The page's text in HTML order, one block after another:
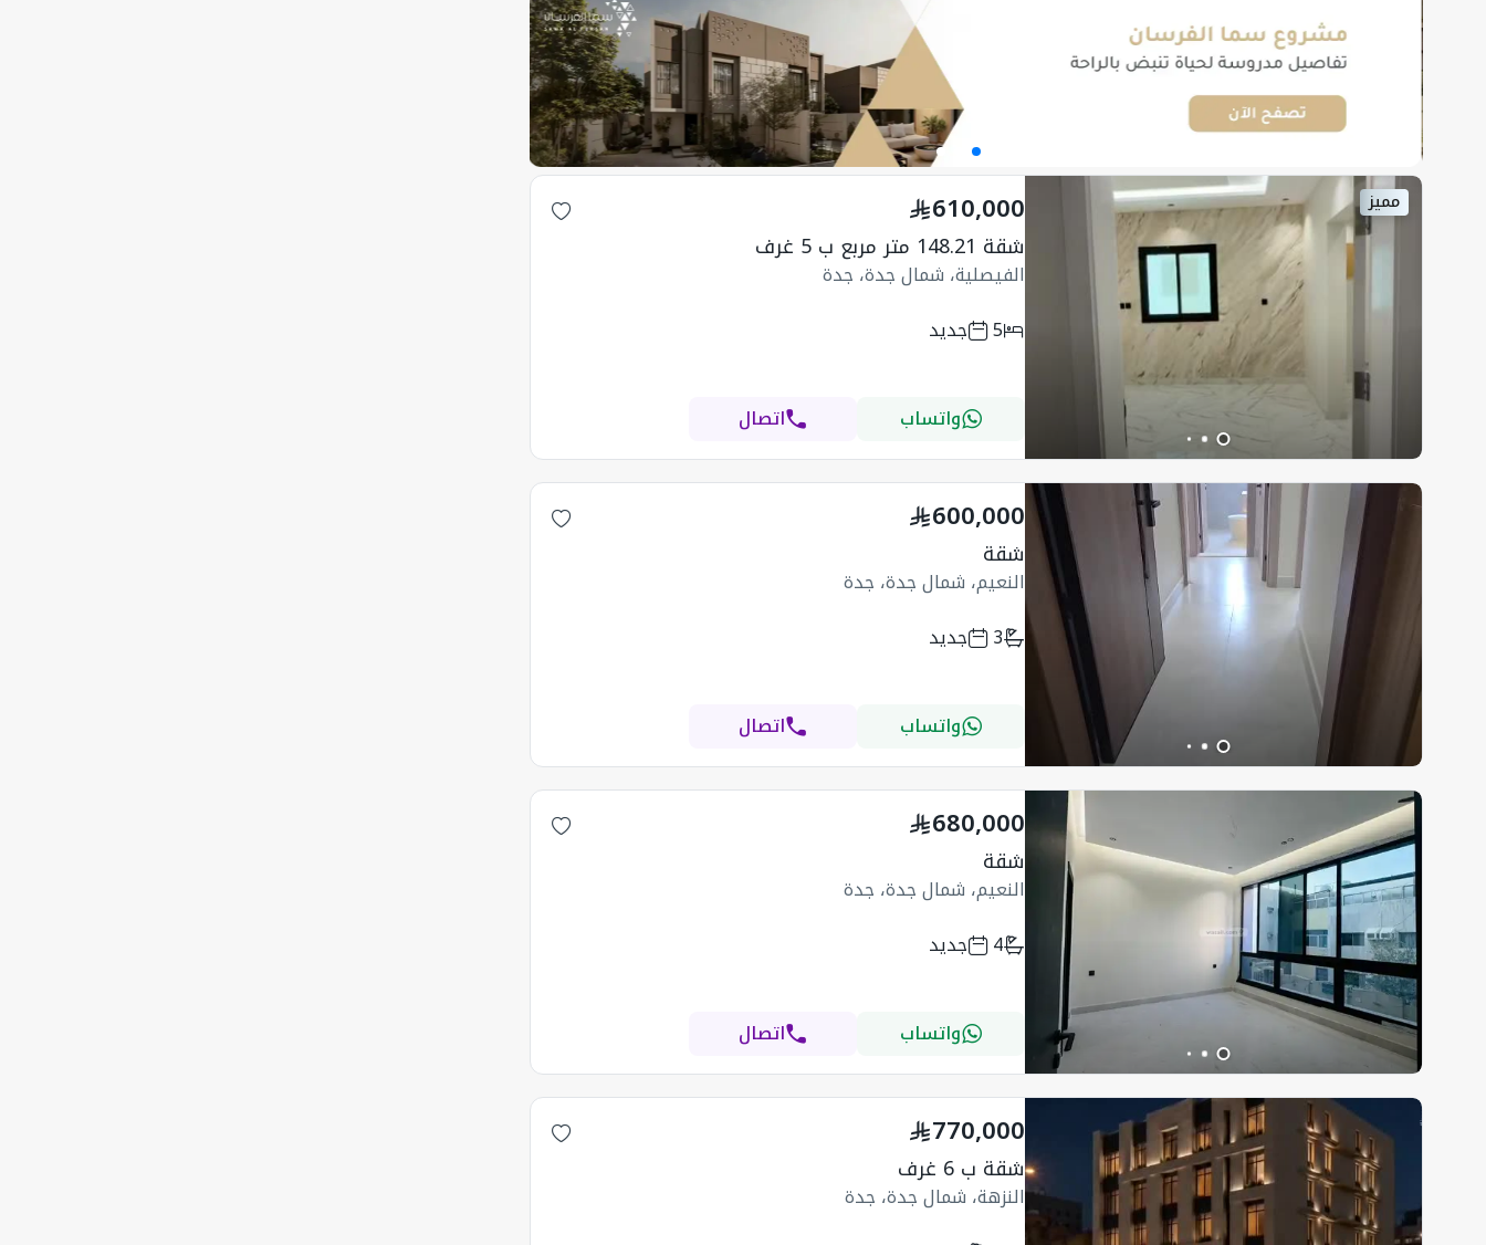
مميز 610,000
شقة 148.21 متر مربع ب 5 غرف
الفيصلية، شمال جدة، جدة
5
جديد
واتساب اتصال
600,000
شقة
النعيم، شمال جدة، جدة
3
جديد
واتساب اتصال
680,000
شقة
النعيم، شمال جدة، جدة
4
جديد
واتساب اتصال
770,000
شقة ب 6 غرف
النزهة، شمال جدة، جدة